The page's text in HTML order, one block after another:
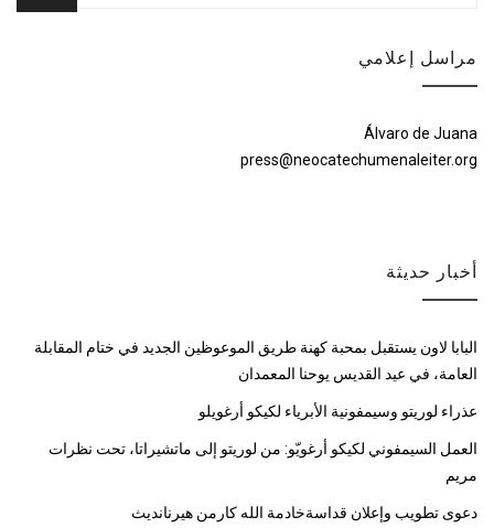
مراسل إعلامي
Álvaro de Juana
press@neocatechumenaleiter.org
أخبار حديثة
البابا لاون يستقبل بمحبة كهنة طريق الموعوظين الجديد في ختام المقابلة
العامة، في عيد القديس يوحنا المعمدان
عذراء لوريتو وسيمفونية الأبرياء لكيكو أرغويلو
العمل السيمفوني لكيكو أرغويّو: من لوريتو إلى ماتشيراتا، تحت نظرات
مريم
دعوى تطويب وإعلان قداسةخادمة الله كارمن هيرنانديث